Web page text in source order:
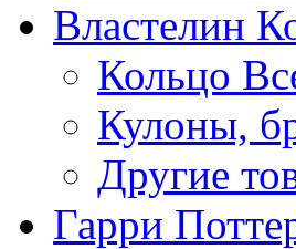
Властелин
Кольцо
Кулоны,
Другие
Гарри